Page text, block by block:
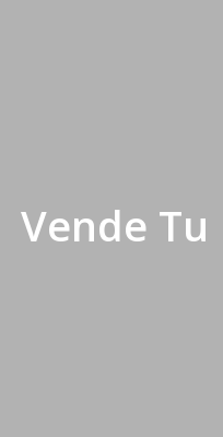
Vende